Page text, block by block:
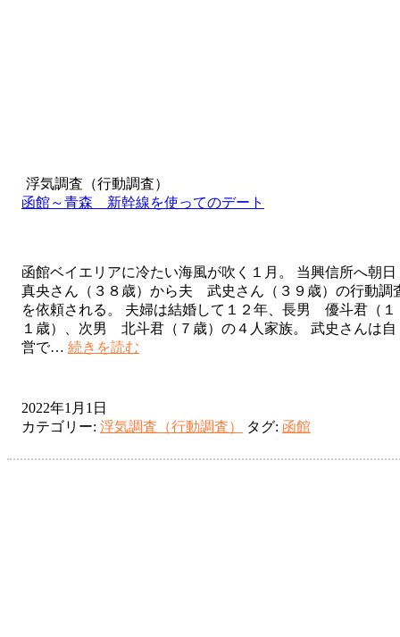
浮気調査（行動調査）
函館～青森 新幹線を使ってのデート
函館ベイエリアに冷たい海風が吹く１月。 当興信所へ朝日
真央さん（３８歳）から夫 武史さん（３９歳）の行動調
を依頼される。 夫婦は結婚して１２年、長男 優斗君（１
１歳）、次男 北斗君（７歳）の４人家族。 武史さんは自
営で… 続きを読む
森
幹
2022年1月1日
カテゴリー: 浮気調査（行動調査） タグ: 函館